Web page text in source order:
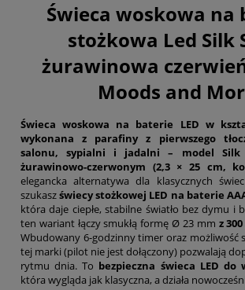
Świeca woskowa na
stożkowa Led Silk
żurawinowa
Moods and
Świeca woskowa na baterie LED w
wykonana z parafiny z pierwszego
salonu, sypialni i jadalni – model Silk
żurawinowo-czerwonym (2,3 × 25 cm,
elegancka alternatywa dla klasycznych
szukaszświecy stożkowej LED na baterie
która daje ciepłe, stabilne światło bez dymu i
ten wariant łączy smukłą formę Ø 23 mm z
Wbudowany 6-godzinny timer oraz możliwość
tej marki (pilot nie jest dołączony) pozwalają
rytmu dnia. To bezpieczna świeca LED
która wygląda jak klasyczna, a działa